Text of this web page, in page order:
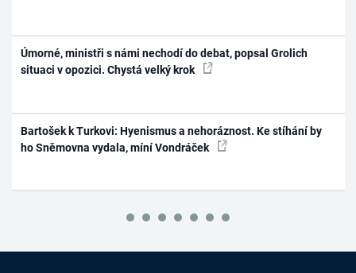
Úmorné, ministři s námi nechodí do debat, popsal Grolich
situaci v opozici. Chystá velký krok
Bartošek k Turkovi: Hyenismus a nehoráznost. Ke stíhání by
ho Sněmovna vydala, míní Vondráček